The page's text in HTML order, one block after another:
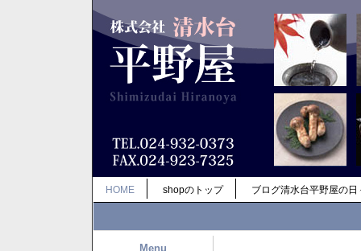
HOME shopのトップ ブログ清水台平野屋の日
Menu